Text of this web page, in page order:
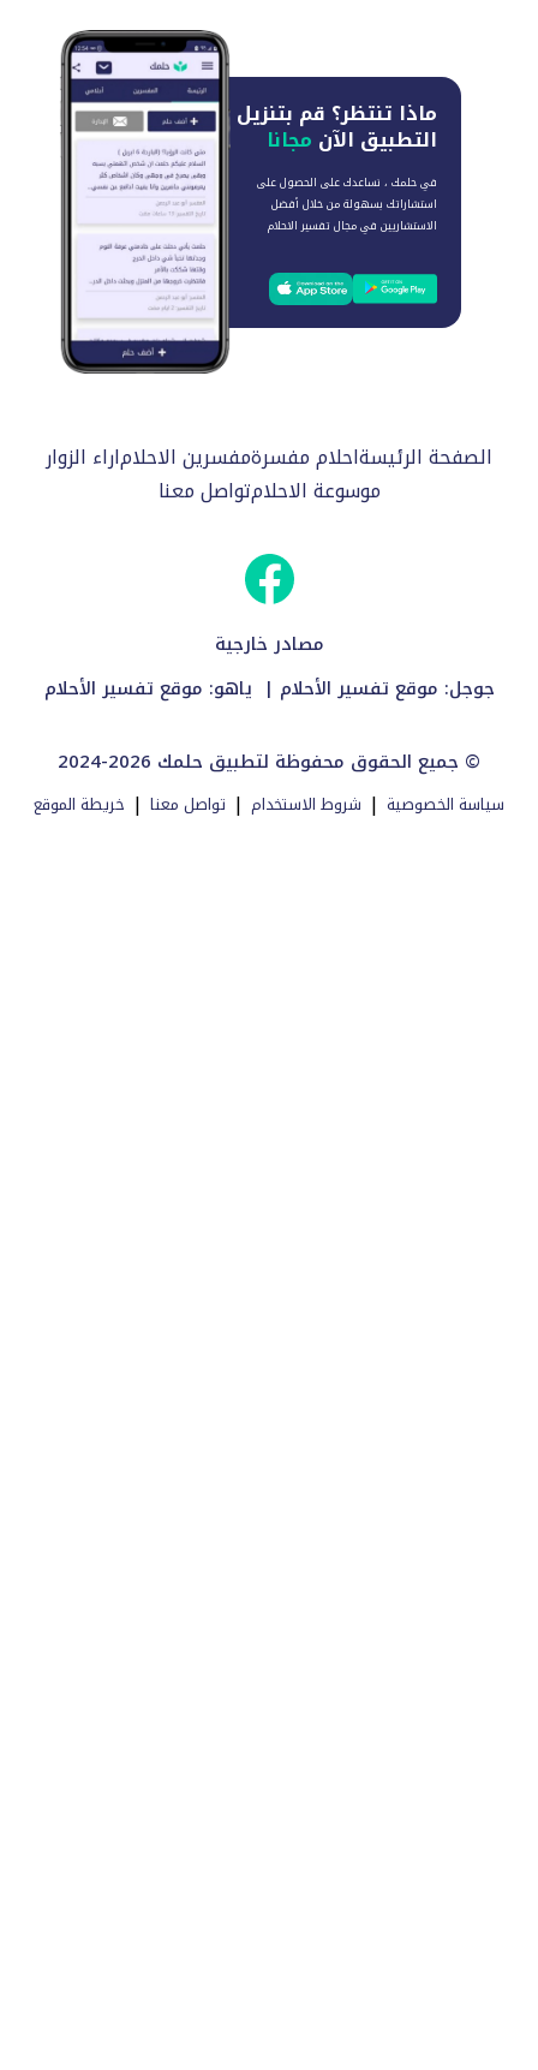
ماذا تنتظر؟ قم بتنزيل
التطبيق الآن مجانا
في حلمك ، نساعدك على الحصول على
استشاراتك بسهولة من خلال أفضل
الاستشاريين في مجال تفسير الاحلام
الصفحة الرئيسةاحلام مفسرةمفسرين الاحلاماراء الزوار
موسوعة الاحلامتواصل معنا
مصادر خارجية
جوجل: موقع تفسير الأحلام | ياهو: موقع تفسير الأحلام
2024-2026 جميع الحقوق محفوظة لتطبيق حلمك ©
سياسة الخصوصية | شروط الاستخدام | تواصل معنا | خريطة الموقع